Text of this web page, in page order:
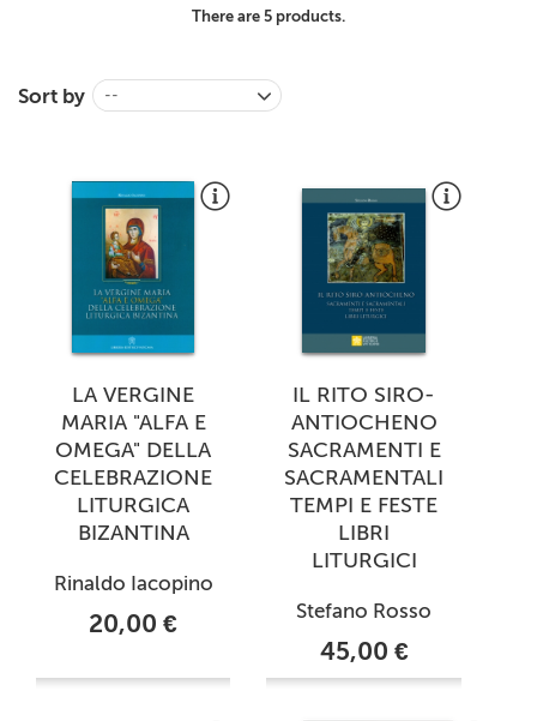
MAGAZINES
AUTORI VARI
There are 5 products.
Sort by --
LA VERGINE
MARIA "ALFA E
OMEGA" DELLA
CELEBRAZIONE
LITURGICA
BIZANTINA
Rinaldo Iacopino
20,00 €
IL RITO SIRO-
ANTIOCHENO
SACRAMENTI E
SACRAMENTALI
TEMPI E FESTE
LIBRI
LITURGICI
Stefano Rosso
45,00 €